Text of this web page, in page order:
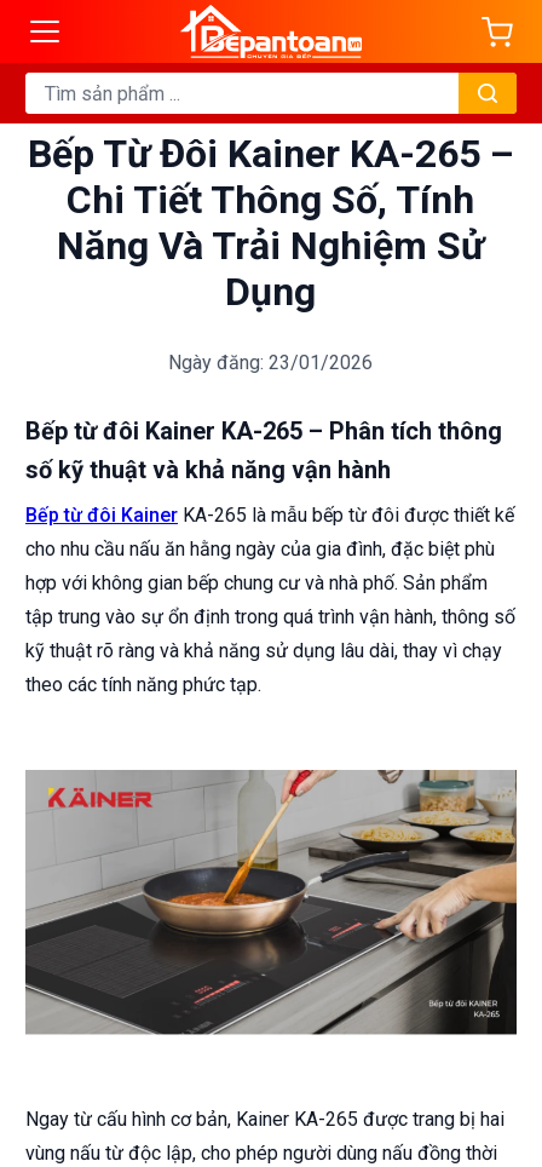
Bếp Từ Đôi Kainer KA-265 –
Chi Tiết Thông Số, Tính
Năng Và Trải Nghiệm Sử
Dụng
Ngày đăng: 23/01/2026
Bếp từ đôi Kainer KA-265 – Phân tích thông
số kỹ thuật và khả năng vận hành
Bếp từ đôi Kainer KA-265 là mẫu bếp từ đôi được thiết kế
cho nhu cầu nấu ăn hằng ngày của gia đình, đặc biệt phù
hợp với không gian bếp chung cư và nhà phố. Sản phẩm
tập trung vào sự ổn định trong quá trình vận hành, thông số
kỹ thuật rõ ràng và khả năng sử dụng lâu dài, thay vì chạy
theo các tính năng phức tạp.
Ngay từ cấu hình cơ bản, Kainer KA-265 được trang bị hai
vùng nấu từ độc lập, cho phép người dùng nấu đồng thời